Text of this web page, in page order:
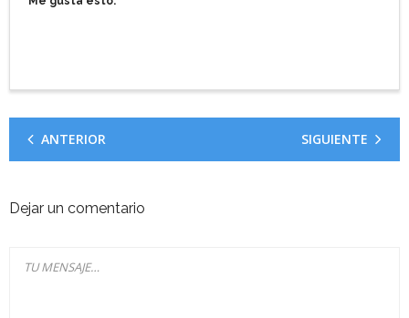
ANTERIOR SIGUIENTE
Dejar un comentario